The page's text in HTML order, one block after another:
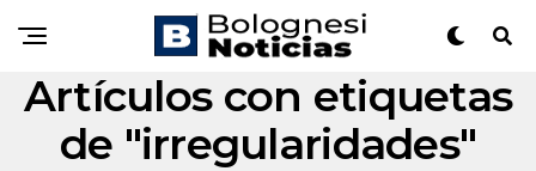
Artículos con etiquetas
de "irregularidades"